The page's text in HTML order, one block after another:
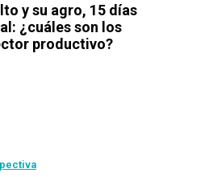
y su agro, 15 días
¿cuáles son los
productivo?